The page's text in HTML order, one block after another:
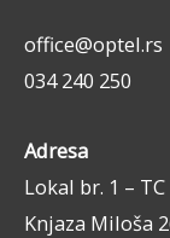
office@optel.rs
034 240 250
Adresa
Lokal br. 1 –
Knjaza Miloša